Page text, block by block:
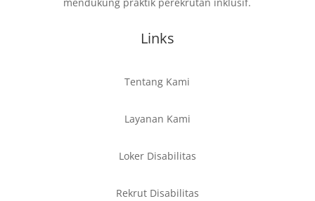
mendukung praktik perekrutan inklusif.
Links
Tentang Kami
Layanan Kami
Loker Disabilitas
Rekrut Disabilitas